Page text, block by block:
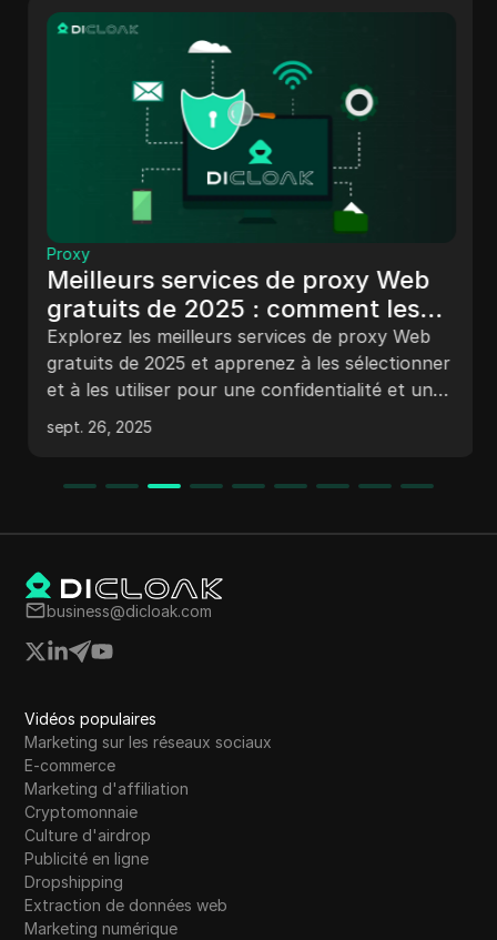
Proxy
Meilleurs services de proxy Web
gratuits de 2025 : comment les
choisir et les utiliser en toute
sécurité
Explorez les meilleurs services de proxy Web
gratuits de 2025 et apprenez à les sélectionner
et à les utiliser pour une confidentialité et une
sécurité accrues. Contournez les restrictions
géographiques, protégez votre identité en ligne
sept. 26, 2025
business@dicloak.com
Vidéos populaires
Marketing sur les réseaux sociaux
E-commerce
Marketing d'affiliation
Cryptomonnaie
Culture d'airdrop
Publicité en ligne
Dropshipping
Extraction de données web
Marketing numérique